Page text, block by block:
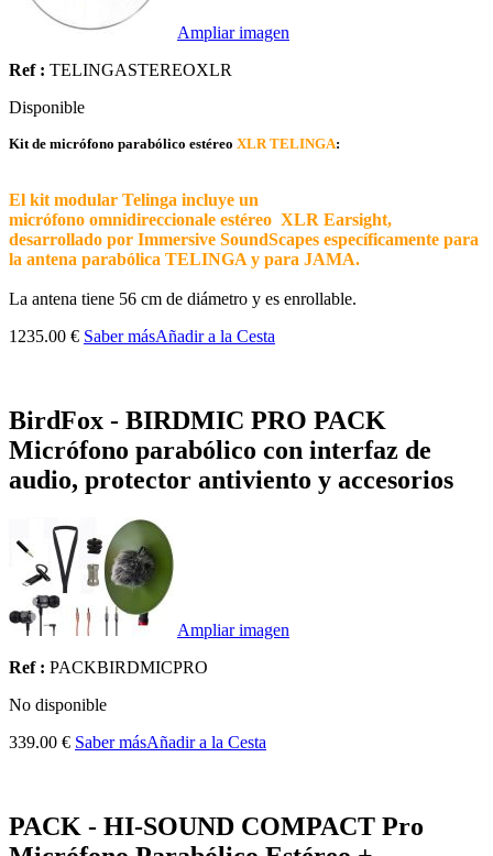
Ampliar imagen
Ref : TELINGASTEREOXLR
Disponible
Kit de micrófono parabólico estéreo XLR TELINGA:
El kit modular Telinga incluye un
micrófono omnidireccionale estéreo XLR Earsight,
desarrollado por Immersive SoundScapes específicamente para
la antena parabólica TELINGA y para JAMA.
La antena tiene 56 cm de diámetro y es enrollable.
1235.00 € Saber másAñadir a la Cesta
BirdFox - BIRDMIC PRO PACK
Micrófono parabólico con interfaz de
audio, protector antiviento y accesorios
Ampliar imagen
Ref : PACKBIRDMICPRO
No disponible
339.00 € Saber másAñadir a la Cesta
PACK - HI-SOUND COMPACT Pro